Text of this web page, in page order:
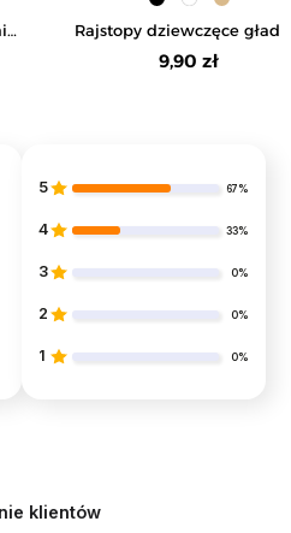
Rajstopy dziewczęce
20DEN
9,90 zł
5 67%
4 33%
3 0%
2 0%
1 0%
klientów